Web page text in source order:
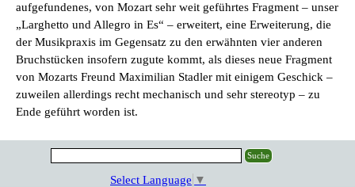
aufgefundenes, von Mozart sehr weit geführtes Fragment ‒ unser
„Larghetto und Allegro in Es“ ‒ erweitert, eine Erweiterung, die
der Musikpraxis im Gegensatz zu den erwähnten vier anderen
Bruchstücken insofern zugute kommt, als dieses neue Fragment
von Mozarts Freund Maxi­milian Stadler mit einigem Geschick ‒
zuweilen allerdings recht mechanisch und sehr stereotyp ‒ zu
Ende geführt worden ist.
Select Language ▼
Suche